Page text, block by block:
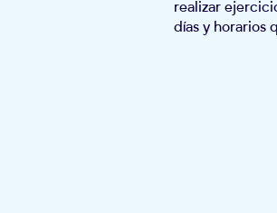
realizar
días y horarios